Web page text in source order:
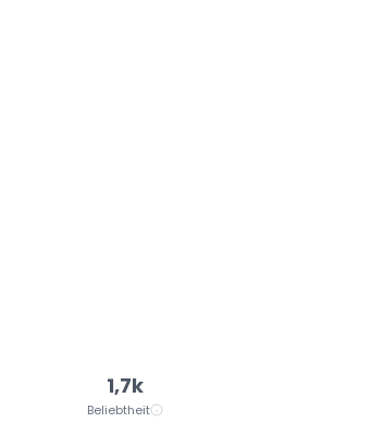
1,7k
Beliebtheit